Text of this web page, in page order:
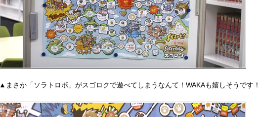
▲まさか「ソラトロボ」がスゴロクで遊べてしまうなんて！WAKAも嬉しそうです！